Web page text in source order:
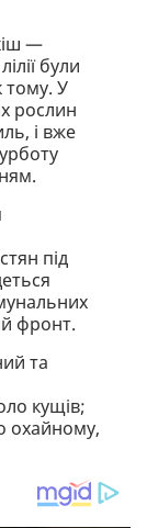
—
були
тому. У
рослин
і вже
під
фронт.
та
кущів;
охайному,